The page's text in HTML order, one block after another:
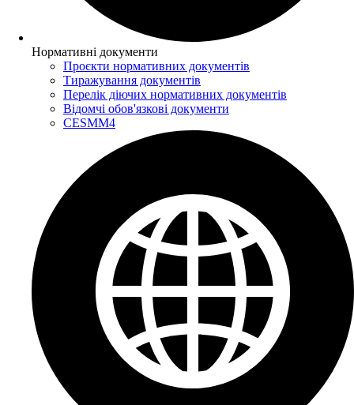
Нормативні документи
Проєкти нормативних документів
Тиражування документів
Перелік діючих нормативних документів
Відомчі обов'язкові документи
CESMM4